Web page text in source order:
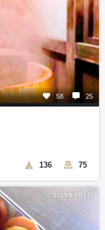
58 25
136 75
2025年8月2日